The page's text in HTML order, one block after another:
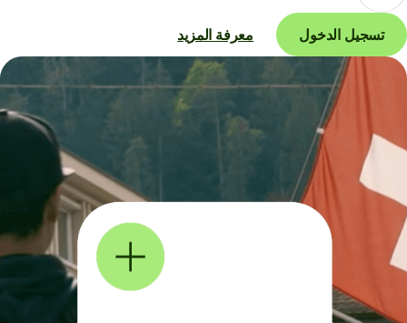
تسجيل الدخول معرفة المزيد